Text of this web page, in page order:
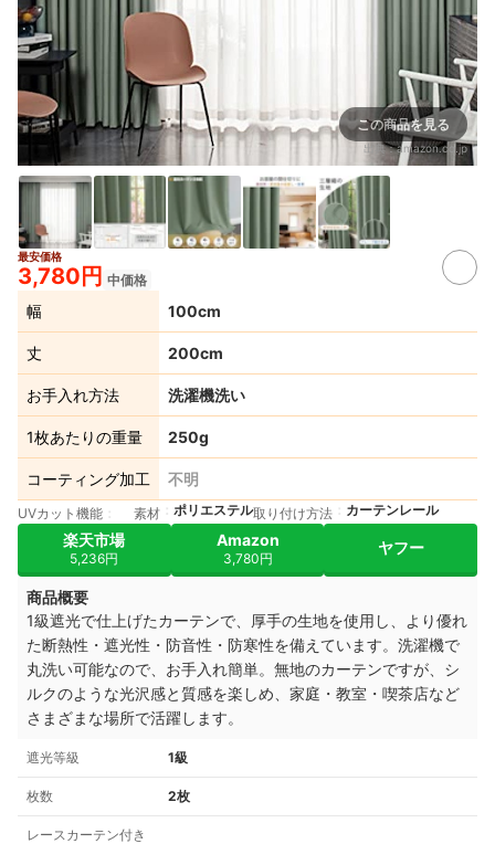
この商品を見る
出典：amazon.co.jp
最安価格
3,780円 中価格
幅 100cm
丈 200cm
お手入れ方法 洗濯機洗い
1枚あたりの重量 250g
コーティング加工 不明
UVカット機能 素材 ポリエステル取り付け方法 カーテンレール
楽天市場
5,236円
Amazon
3,780円
ヤフー
商品概要
1級遮光で仕上げたカーテンで、厚手の生地を使用し、より優れ
た断熱性・遮光性・防音性・防寒性を備えています。洗濯機で
丸洗い可能なので、お手入れ簡単。無地のカーテンですが、シ
ルクのような光沢感と質感を楽しめ、家庭・教室・喫茶店など
さまざまな場所で活躍します。
遮光等級 1級
枚数 2枚
レースカーテン付き